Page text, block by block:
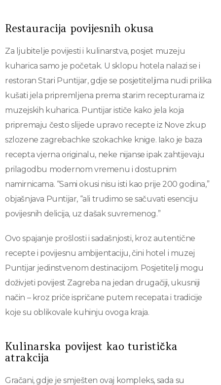
Restauracija povijesnih okusa
Za ljubitelje povijesti i kulinarstva, posjet muzeju
kuharica samo je početak. U sklopu hotela nalazi se i
restoran Stari Puntijar, gdje se posjetiteljima nudi prilika
kušati jela pripremljena prema starim recepturama iz
muzejskih kuharica. Puntijar ističe kako jela koja
pripremaju često slijede upravo recepte iz Nove zkup
szlozene zagrebachke szokachke knige. Iako je baza
recepta vjerna originalu, neke nijanse ipak zahtijevaju
prilagodbu modernom vremenu i dostupnim
namirnicama. “Sami okusi nisu isti kao prije 200 godina,”
objašnjava Puntijar, “ali trudimo se sačuvati esenciju
povijesnih delicija, uz dašak suvremenog.”
Ovo spajanje prošlosti i sadašnjosti, kroz autentične
recepte i povijesnu ambijentaciju, čini hotel i muzej
Puntijar jedinstvenom destinacijom. Posjetitelji mogu
doživjeti povijest Zagreba na jedan drugačiji, ukusniji
način – kroz priče ispričane putem recepata i tradicije
koje su oblikovale kuhinju ovoga kraja.
Kulinarska povijest kao turistička
atrakcija
Gračani, gdje je smješten ovaj kompleks, sada su